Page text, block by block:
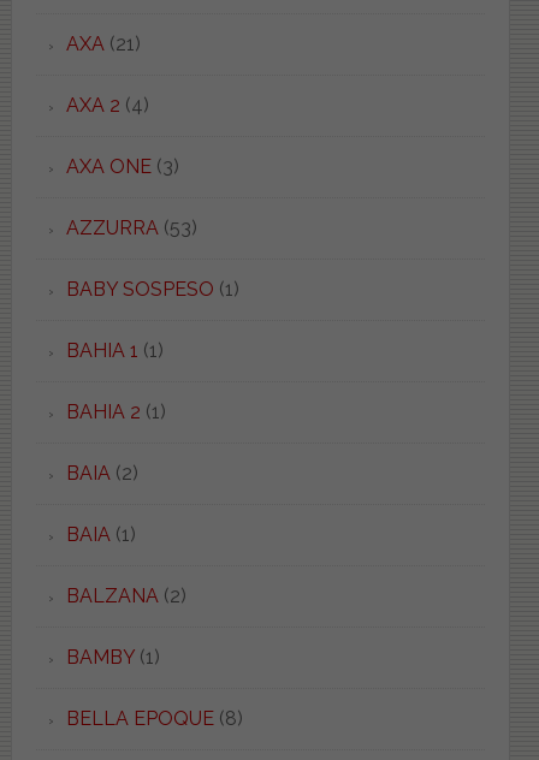
AXA(21)
AXA 2 (4)
AXA ONE(3)
AZZURRA(53)
BABY SOSPESO (1)
BAHIA 1 (1)
BAHIA 2 (1)
BAIA(2)
BAIA(1)
BALZANA(2)
BAMBY(1)
BELLA EPOQUE(8)